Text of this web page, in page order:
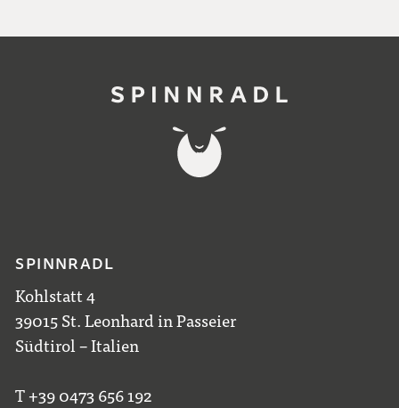
SPINNRADL
Kohlstatt 4
39015 St. Leonhard in Passeier
Südtirol – Italien
T +39 0473 656 192